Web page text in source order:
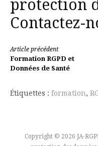
protection
Contactez-
Lire
la
suite
Article précédent
Formation RGPD et
Données de Santé
Étiquettes : formation,
Copyright © 2026 JA-